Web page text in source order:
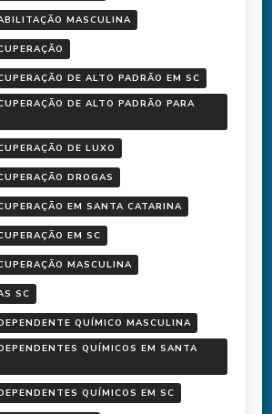
MASCULINA
DE ALTO PADRÃO EM SC
DE ALTO PADRÃO PARA
DE LUXO
DROGAS
EM SANTA CATARINA
EM SC
MASCULINA
SC
QUÍMICO MASCULINA
QUÍMICOS EM SANTA
QUÍMICOS EM SC